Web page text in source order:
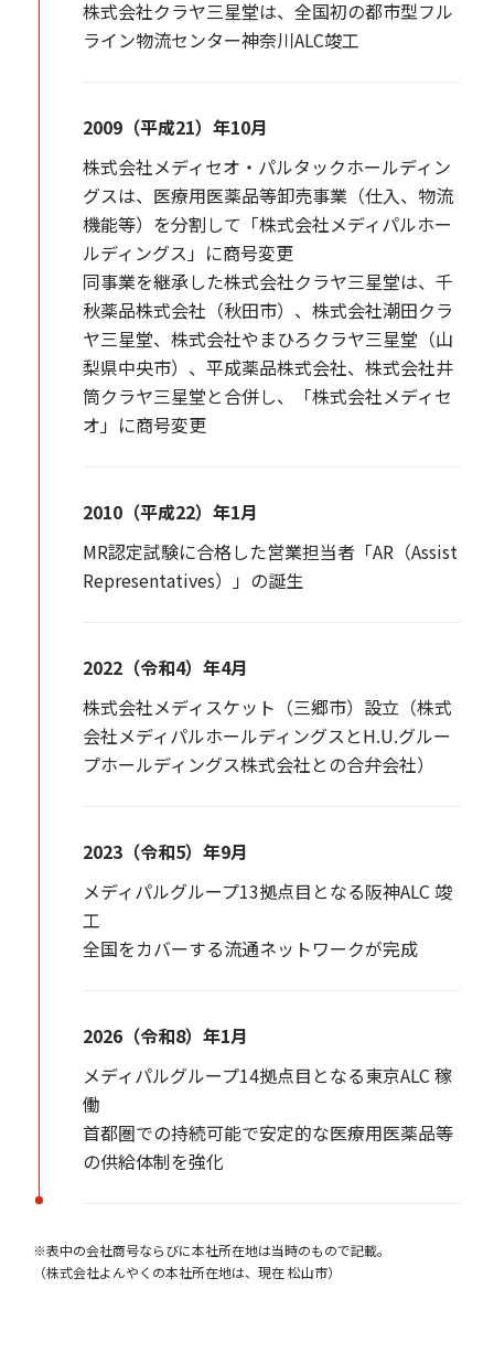
株式会社クラヤ三星堂は、全国初の都市型フル
ライン物流センター神奈川ALC竣工
2009（平成21）年10月
株式会社メディセオ・パルタックホールディン
グスは、医療用医薬品等卸売事業（仕入、物流
機能等）を分割して「株式会社メディパルホー
ルディングス」に商号変更
同事業を継承した株式会社クラヤ三星堂は、千
秋薬品株式会社（秋田市）、株式会社潮田クラ
ヤ三星堂、株式会社やまひろクラヤ三星堂（山
梨県中央市）、平成薬品株式会社、株式会社井
筒クラヤ三星堂と合併し、「株式会社メディセ
オ」に商号変更
2010（平成22）年1月
MR認定試験に合格した営業担当者「AR（Assist
Representatives）」の誕生
2022（令和4）年4月
株式会社メディスケット（三郷市）設立（株式
会社メディパルホールディングスとH.U.グルー
プホールディングス株式会社との合弁会社）
2023（令和5）年9月
メディパルグループ13拠点目となる阪神ALC 竣
工
全国をカバーする流通ネットワークが完成
2026（令和8）年1月
メディパルグループ14拠点目となる東京ALC 稼
働
首都圏での持続可能で安定的な医療用医薬品等
の供給体制を強化
※表中の会社商号ならびに本社所在地は当時のもので記載。
（株式会社よんやくの本社所在地は、現在 松山市）